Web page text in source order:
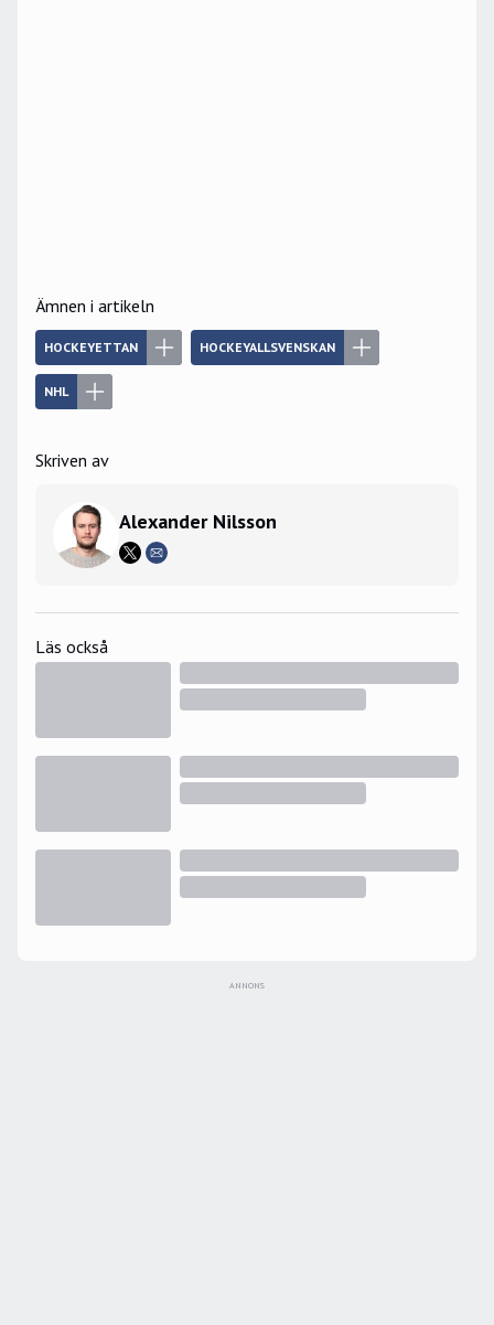
Ämnen i artikeln
HOCKEYETTAN HOCKEYALLSVENSKAN
NHL
Skriven av
Alexander Nilsson
Läs också
ANNONS